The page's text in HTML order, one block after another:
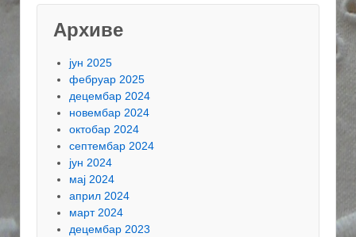
Архиве
јун 2025
фебруар 2025
децембар 2024
новембар 2024
октобар 2024
септембар 2024
јун 2024
мај 2024
април 2024
март 2024
децембар 2023